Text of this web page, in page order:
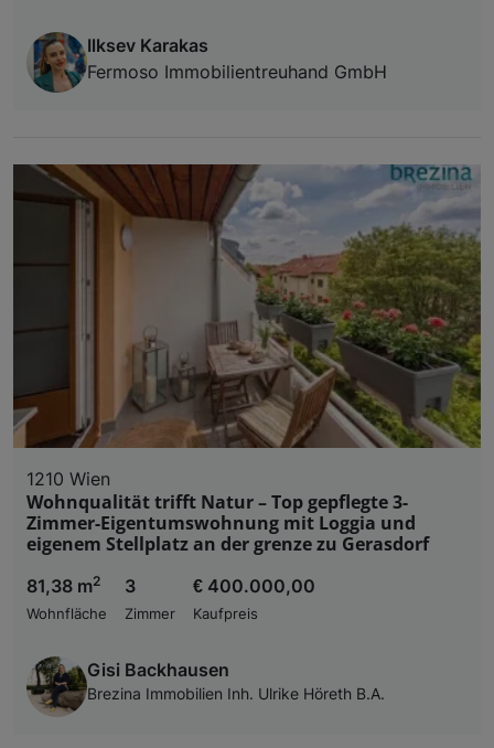
Ilksev Karakas
Fermoso Immobilientreuhand GmbH
1210 Wien
Wohnqualität trifft Natur – Top gepflegte 3-
Zimmer-Eigentumswohnung mit Loggia und
eigenem Stellplatz an der grenze zu Gerasdorf
81,38 m2
Wohnfläche
3
Zimmer
€ 400.000,00
Kaufpreis
Gisi Backhausen
Brezina Immobilien Inh. Ulrike Höreth B.A.